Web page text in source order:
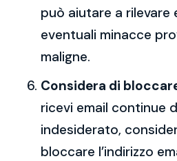
può aiutare a rilevare
eventuali minacce
maligne.
Considera di
ricevi email continue
indesiderato,
bloccare l’indirizzo